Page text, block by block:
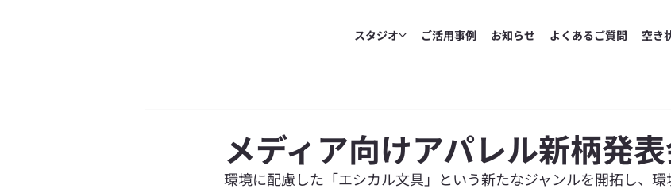
スタジオ ご活用事例 お知らせ よくあるご質問 空き
メディア向けアパレル新柄発
環境に配慮した「エシカル文具」という新たなジャンルを開拓し、